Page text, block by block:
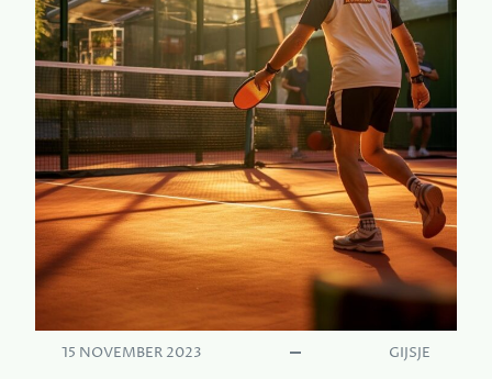
A
N
T
I
L
V
O
L
E
E
15 NOVEMBER 2023 GIJSJE